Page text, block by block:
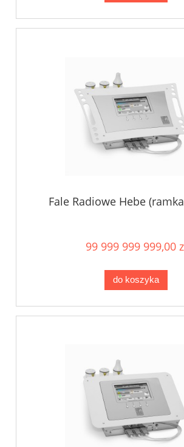
Fale Radiowe Hebe
99 999 999 999,00
do koszyka